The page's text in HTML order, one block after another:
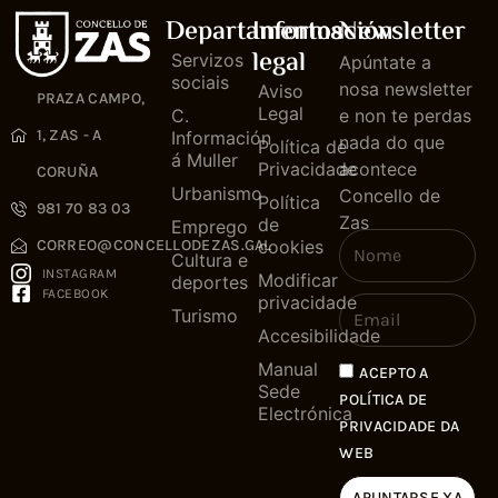
PRAZA CAMPO,
1, ZAS - A
CORUÑA
981 70 83 03
CORREO@CONCELLODEZAS.GAL
INSTAGRAM
FACEBOOK
Departamentos
Servizos
sociais
C.
Información
á Muller
Urbanismo
Emprego
Cultura e
deportes
Turismo
Información
legal
Aviso
Legal
Política de
Privacidade
Política
de
cookies
Modificar
privacidade
Accesibilidade
Manual
Sede
Electrónica
Newsletter
Apúntate a
nosa newsletter
e non te perdas
nada do que
acontece
Concello de
Zas
ACEPTO A
POLÍTICA DE
PRIVACIDADE DA
WEB